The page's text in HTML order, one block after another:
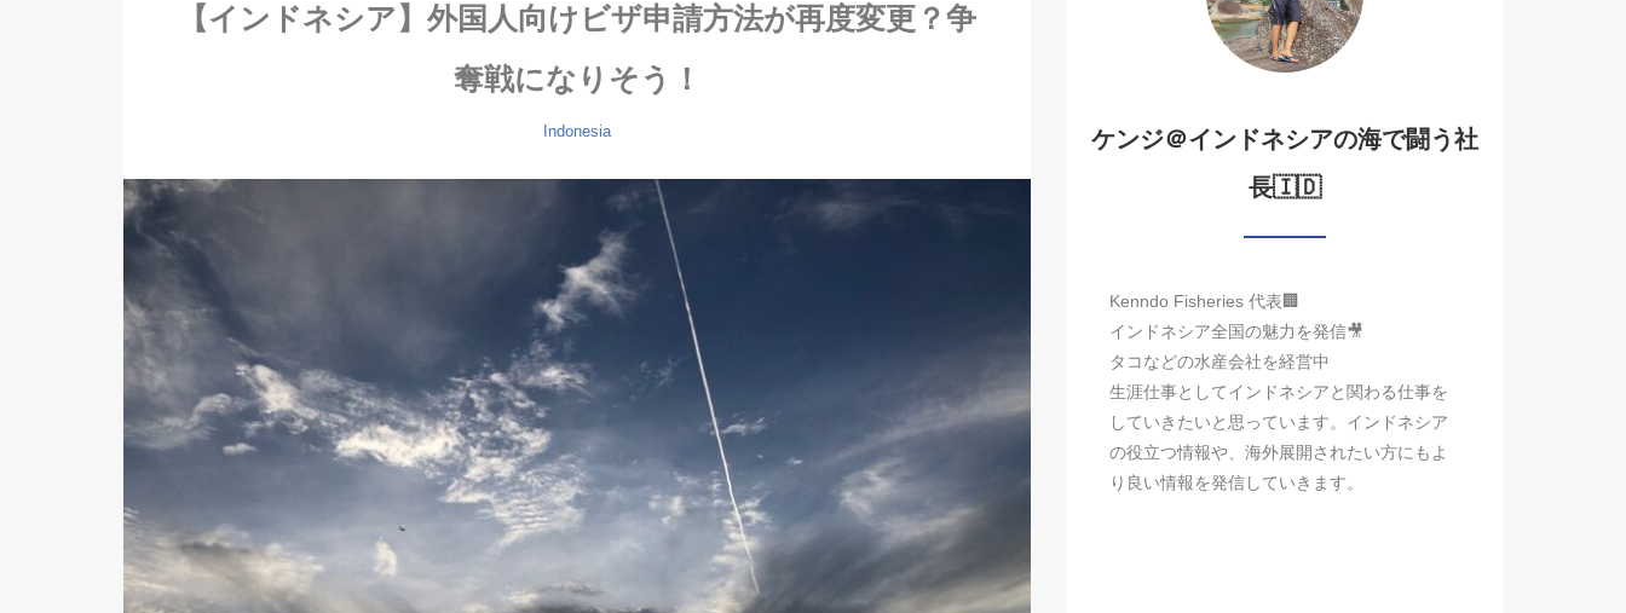
【インドネシア】外国人向けビザ申請方法が再度変更？争
奪戦になりそう！
Indonesia
ケンジ＠インドネシアの海で闘う社
長🇮🇩
Kenndo Fisheries 代表🏢
インドネシア全国の魅力を発信🎥
タコなどの水産会社を経営中
生涯仕事としてインドネシアと関わる仕事を
していきたいと思っています。インドネシア
の役立つ情報や、海外展開されたい方にもよ
り良い情報を発信していきます。